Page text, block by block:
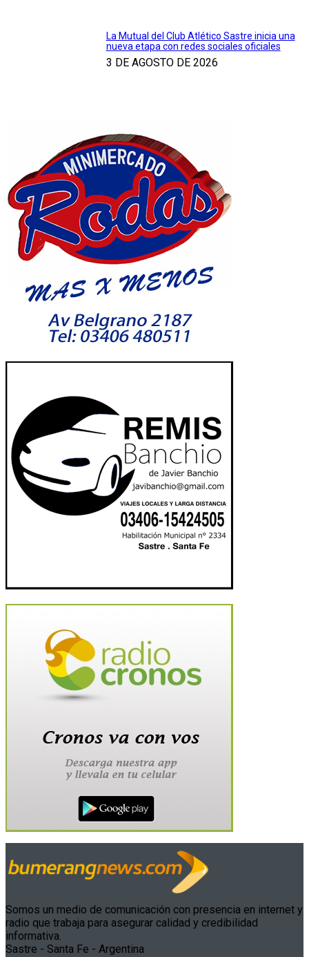
La Mutual del Club Atlético Sastre inicia una
nueva etapa con redes sociales oficiales
3 DE AGOSTO DE 2026
Somos un medio de comunicación con presencia en internet y
radio que trabaja para asegurar calidad y credibilidad
informativa.
Sastre - Santa Fe - Argentina